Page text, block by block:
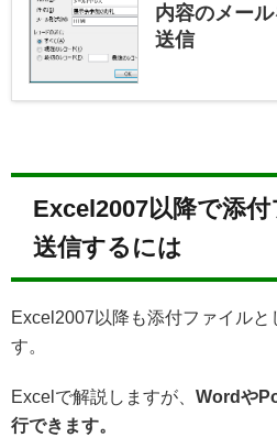
内容のメー
送信
Excel2007以降で添
送信するには
Excel2007以降も添付ファイルと
す。
Excelで解説しますが、 Wordや
行できます。